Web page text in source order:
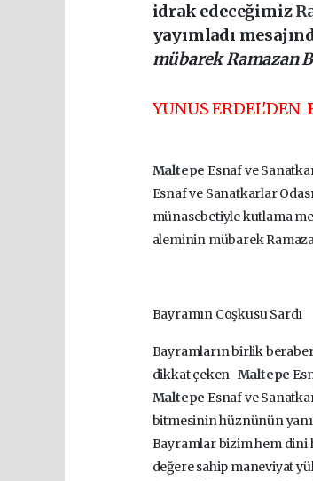
idrak edeceğimiz
yayımladı
mübarek Ramazan
YUNUS ERDEL'DEN
Maltepe Esnaf ve
Esnaf ve Sanatkarlar
münasebetiyle kutlama
aleminin mübarek
Bayramın Coşkusu Sardı
Bayramların birlik
dikkat çeken Maltepe
Maltepe Esnaf ve
bitmesinin hüznünün
Bayramlar bizim hem dini
değere sahip maneviyat